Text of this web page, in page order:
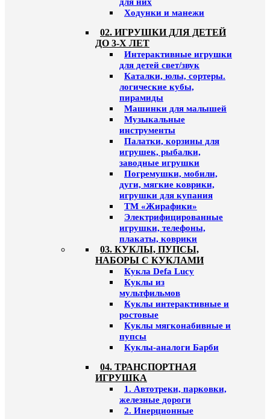
Ходунки и манежи
02. ИГРУШКИ ДЛЯ ДЕТЕЙ
ДО 3-Х ЛЕТ
Интерактивные игрушки
для детей свет/звук
Каталки, юлы, сортеры.
логические кубы,
пирамиды
Машинки для малышей
Музыкальные
инструменты
Палатки, корзины для
игрушек, рыбалки,
заводные игрушки
Погремушки, мобили,
дуги, мягкие коврики,
игрушки для купания
ТМ «Жирафики»
Электрифицированные
игрушки, телефоны,
плакаты, коврики
03. КУКЛЫ, ПУПСЫ,
НАБОРЫ С КУКЛАМИ
Кукла Defa Lucy
Куклы из
мультфильмов
Куклы интерактивные и
ростовые
Куклы мягконабивные и
пупсы
Куклы-аналоги Барби
04. ТРАНСПОРТНАЯ
ИГРУШКА
1. Автотреки, парковки,
железные дороги
2. Инерционные